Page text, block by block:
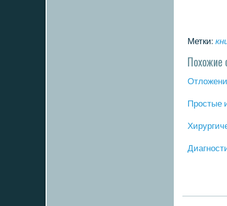
Метки:
Похожие
Прοстые